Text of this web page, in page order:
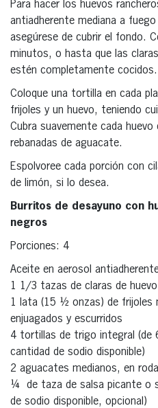
Para hacer los huevos
antiadherente mediana a
asegúrese de cubrir el fondo.
minutos, o hasta que las
estén completamente cocidos.
Coloque una tortilla en cada
frijoles y un huevo, teniendo
Cubra suavemente cada
rebanadas de aguacate.
Espolvoree cada porción con
de limón, si lo desea.
Burritos de desayuno con
negros
Porciones: 4
Aceite en aerosol
1 1/3 tazas de claras de huevo
1 lata (15 ½ onzas) de frijoles
enjuagados y escurridos
4 tortillas de trigo integral (de
cantidad de sodio disponible)
2 aguacates medianos, en
¼ de taza de salsa picante o
de sodio disponible, opcional)